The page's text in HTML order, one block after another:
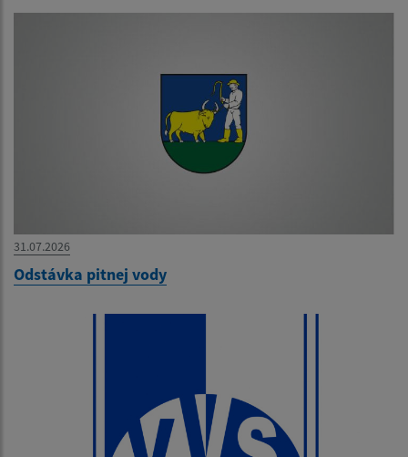
31.07.2026
Odstávka pitnej vody